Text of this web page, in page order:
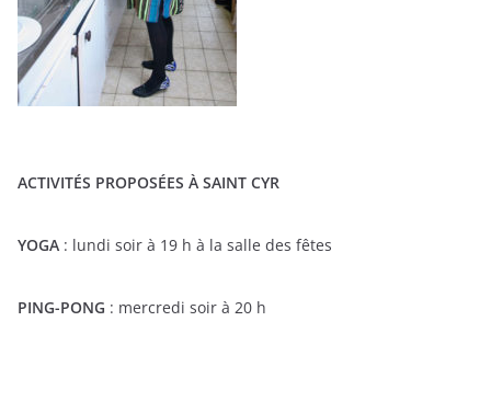
ACTIVITÉS PROPOSÉES À SAINT CYR
YOGA : lundi soir à 19 h à la salle des fêtes
PING-PONG : mercredi soir à 20 h